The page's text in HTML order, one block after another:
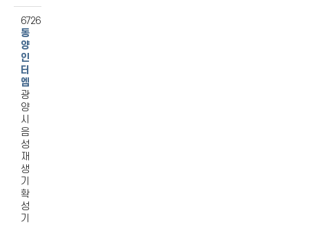
6726
동
양
인
터
엠
광
양
시
음
성
재
생
기
확
성
기